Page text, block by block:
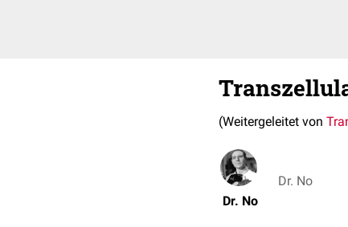
(Weitergeleitet von
Dr. No
Dr. No